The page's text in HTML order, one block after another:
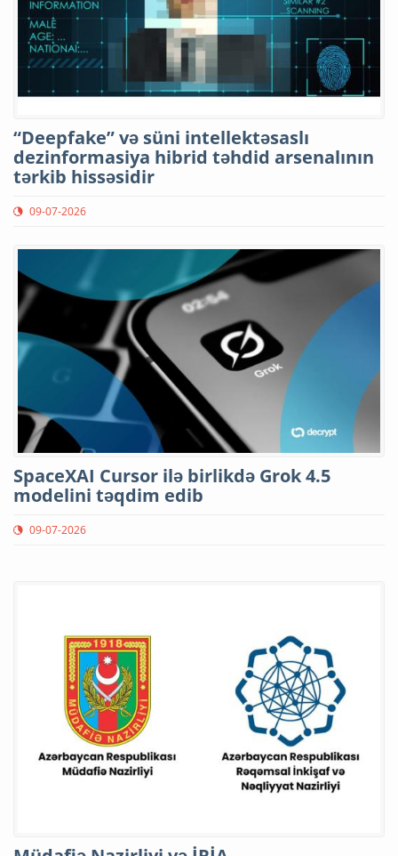
“Deepfake” və süni intellektəsaslı
dezinformasiya hibrid təhdid arsenalının
tərkib hissəsidir
09-07-2026
SpaceXAI Cursor ilə birlikdə Grok 4.5
modelini təqdim edib
09-07-2026